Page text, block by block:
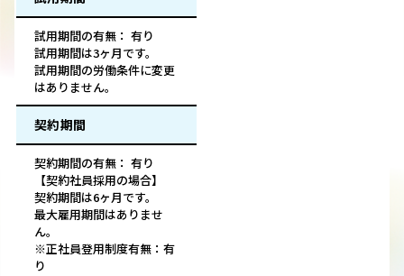
試用期間の有無： 有り
試用期間は3ヶ月です。
試用期間の労働条件に変更
はありません。
契約期間
契約期間の有無： 有り
【契約社員採用の場合】
契約期間は6ヶ月です。
最大雇用期間はありませ
ん。
※正社員登用制度有無：有
り